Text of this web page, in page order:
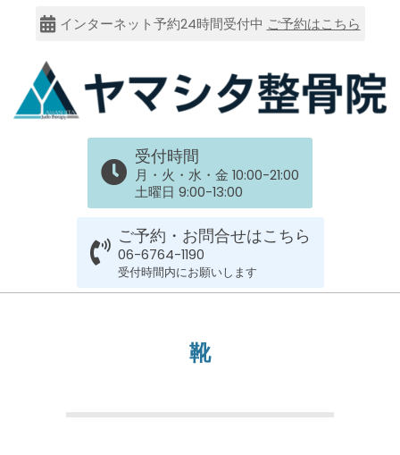
content
インターネット予約24時間受付中 ご予約はこちら
大
谷
受付時間
月・火・水・金 10:00-21:00
土曜日 9:00-13:00
ご予約・お問合せはこちら
06-6764-1190
受付時間内にお願いします
靴